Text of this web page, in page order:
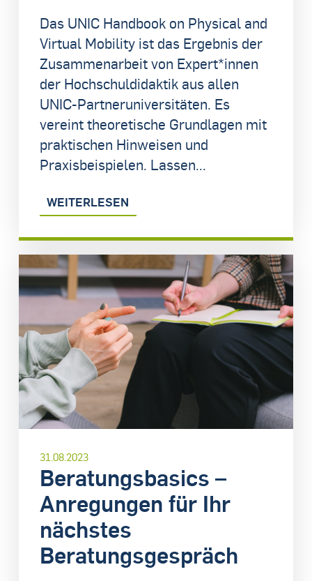
Das UNIC Handbook on Physical and
Virtual Mobility ist das Ergebnis der
Zusammenarbeit von Expert*innen
der Hochschuldidaktik aus allen
UNIC-Partneruniversitäten. Es
vereint theoretische Grundlagen mit
praktischen Hinweisen und
Praxisbeispielen. Lassen...
WEITERLESEN
31.08.2023
Beratungsbasics –
Anregungen für Ihr
nächstes
Beratungsgespräch